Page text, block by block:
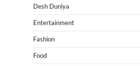
Desh Duniya
Entertainment
Fashion
Food